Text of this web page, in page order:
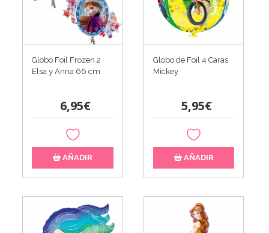
Globo Foil Frozen 2
Elsa y Anna 66 cm
6,95€
AÑADIR
Globo de Foil 4 Caras
Mickey
5,95€
AÑADIR